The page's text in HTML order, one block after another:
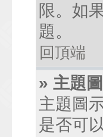
限。如
題。
回頂端
» 主題
主題圖
是否可